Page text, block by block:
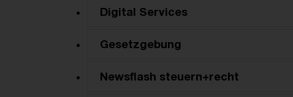
Digital Services
Gesetzgebung
Newsflash steuern+recht